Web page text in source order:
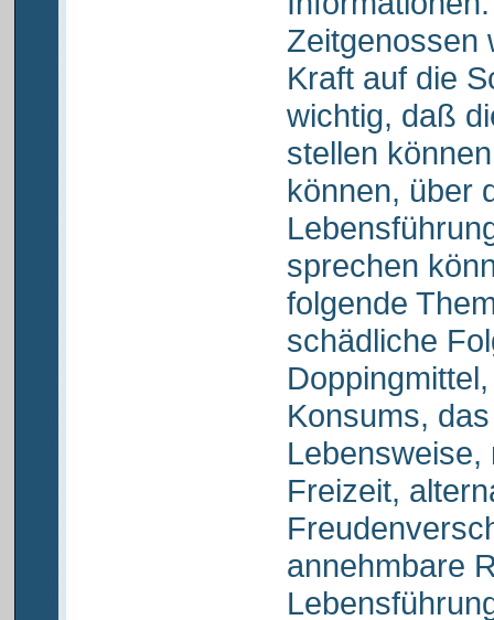
Zeitgenossen
Kraft auf die
wichtig, daß
stellen
können, über
sprechen
folgende
schädliche
Konsums,
Lebensweise,
Freizeit,
annehmbare